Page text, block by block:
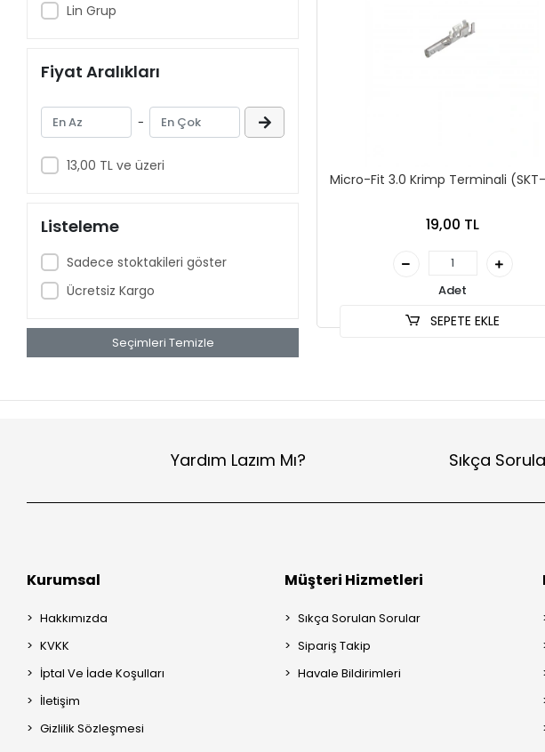
Lin Grup
Fiyat Aralıkları
-
13,00 TL ve üzeri
Listeleme
Sadece stoktakileri göster
Ücretsiz Kargo
Seçimleri Temizle
Micro-Fit 3.0 Krimp Terminali
19,00 TL
Adet
SEPETE EKLE
Yardım Lazım Mı? Sıkça
Kurumsal
Hakkımızda
KVKK
İptal Ve İade Koşulları
İletişim
Gizlilik Sözleşmesi
Müşteri Hizmetleri
Sıkça Sorulan Sorular
Sipariş Takip
Havale Bildirimleri